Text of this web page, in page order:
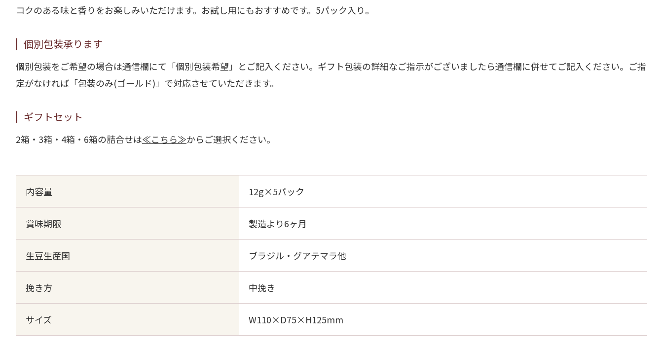
コクのある味と香りをお楽しみいただけます。お試し用にもおすすめです。5パック入り。
個別包装承ります
個別包装をご希望の場合は通信欄にて「個別包装希望」とご記入ください。ギフト包装の詳細なご指示がございましたら通信欄に併せてご記入ください。ご指
定がなければ「包装のみ(ゴールド)」で対応させていただきます。
ギフトセット
2箱・3箱・4箱・6箱の詰合せは≪こちら≫からご選択ください。
内容量 12g×5パック
賞味期限 製造より6ヶ月
生豆生産国 ブラジル・グアテマラ他
挽き方 中挽き
サイズ W110×D75×H125mm